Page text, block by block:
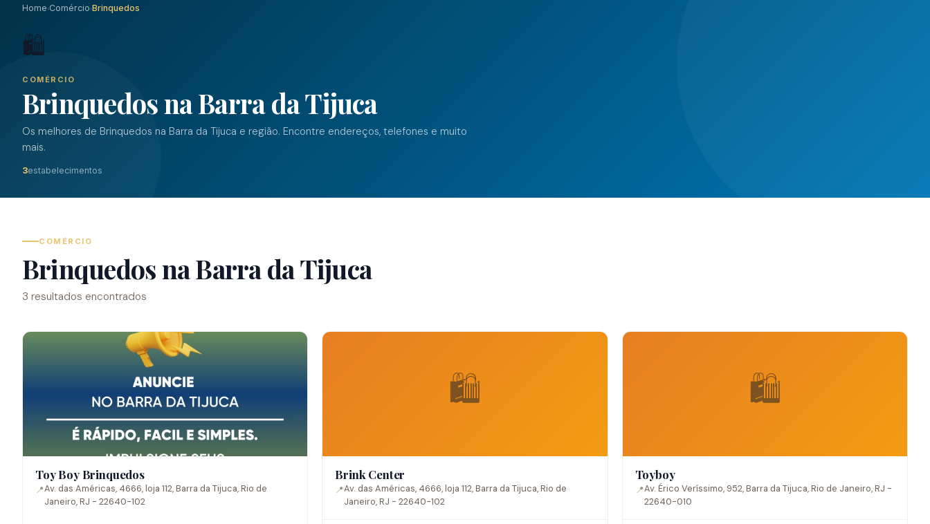
Home›Comércio›Brinquedos
🛍️
COMÉRCIO
Brinquedos na Barra da Tijuca
Os melhores de Brinquedos na Barra da Tijuca e região. Encontre endereços, telefones e muito
mais.
3estabelecimentos
COMÉRCIO
Brinquedos na Barra da Tijuca
3 resultados encontrados
Toy Boy Brinquedos
📍Av. das Américas, 4666, loja 112, Barra da Tijuca, Rio de
Janeiro, RJ - 22640-102
🛍️
Brink Center
📍Av. das Américas, 4666, loja 112, Barra da Tijuca, Rio de
Janeiro, RJ - 22640-102
🛍️
Toyboy
📍Av. Érico Veríssimo, 952, Barra da Tijuca, Rio de Janeiro, RJ -
22640-010